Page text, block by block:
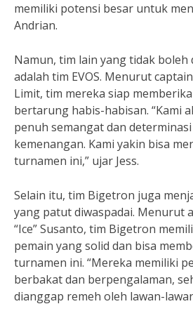
memiliki potensi besar untuk
Andrian.
Namun, tim lain yang tidak boleh
adalah tim EVOS. Menurut
Limit, tim mereka siap
bertarung habis-habisan. “Kami
penuh semangat dan
kemenangan. Kami yakin bisa
turnamen ini,” ujar Jess.
Selain itu, tim Bigetron juga
yang patut diwaspadai. Menurut
“Ice” Susanto, tim Bigetron
pemain yang solid dan bisa
turnamen ini. “Mereka memiliki
berbakat dan berpengalaman,
dianggap remeh oleh lawan-